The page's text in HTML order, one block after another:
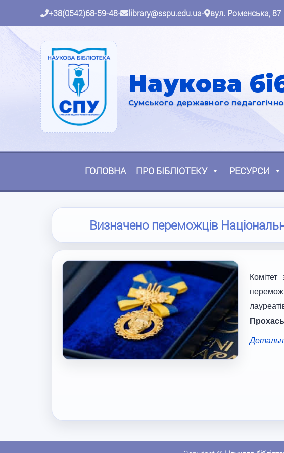
+38(0542)68-59-48• library@sspu.edu.ua• вул. Роменська,
Наукова
Сумського державного
ГОЛОВНА ПРО БІБЛІОТЕКУ РЕСУРСИ
Визначено переможців